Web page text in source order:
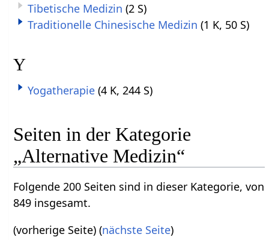
Tibetische Medizin (2 S)
Traditionelle Chinesische Medizin (1 K, 50 S)
Y
Yogatherapie (4 K, 244 S)
Seiten in der Kategorie
„Alternative Medizin“
Folgende 200 Seiten sind in dieser Kategorie, von
849 insgesamt.
(vorherige Seite) (nächste Seite)